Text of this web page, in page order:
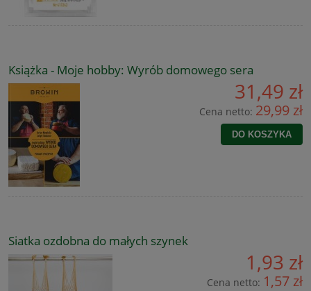
Książka - Moje hobby: Wyrób domowego sera
31,49 zł
Cena netto: 29,99 zł
DO KOSZYKA
Siatka ozdobna do małych szynek
1,93 zł
Cena netto: 1,57 zł